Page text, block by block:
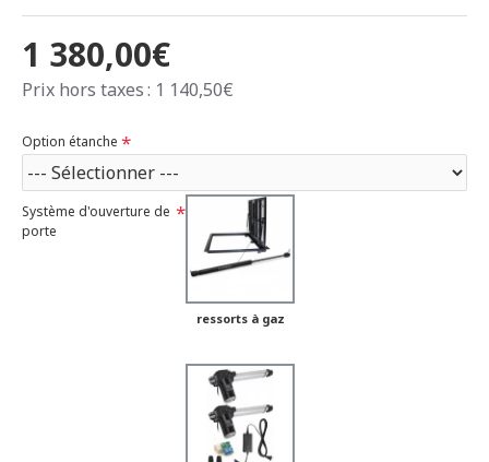
1 380,00€
Prix hors taxes : 1 140,50€
Option étanche
Système d'ouverture de
porte
ressorts à gaz